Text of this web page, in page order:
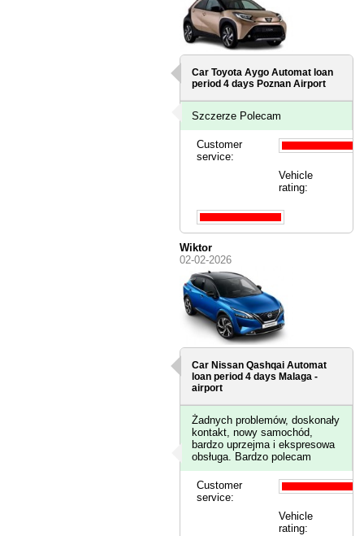
Car Toyota Aygo Automat loan
period 4 days Poznan Airport
Szczerze Polecam
Customer
service:
Vehicle
rating:
Wiktor
02-02-2026
Car Nissan Qashqai Automat
loan period 4 days Malaga -
airport
Żadnych problemów, doskonały
kontakt, nowy samochód,
bardzo uprzejma i ekspresowa
obsługa. Bardzo polecam
Customer
service:
Vehicle
rating: